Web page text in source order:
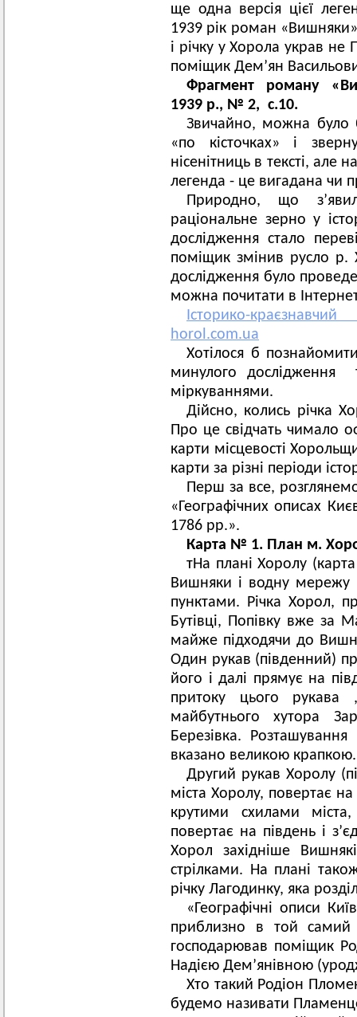
ще одна версія цієї
1939 рік роман
і річку у Хорола украв
поміщик Дем’ян
Фрагмент роману
1939 р., № 2, с.10.
Звичайно, можна було
«по кісточках» і
нісенітниць в тексті,
легенда - це вигадана чи
Природно, що
раціональне зерно у
дослідження стало
поміщик змінив русло р.
дослідження було
можна почитати в
Історико-
horol.com.ua
Хотілося б
минулого дослідження
міркуваннями.
Дійсно, колись річка
Про це свідчать чимало
карти місцевості
карти за різні періоди
Перш за все,
«Географічних описах
1786 рр.».
Карта № 1. План м.
тНа плані Хоролу
Вишняки і водну
пунктами. Річка Хорол,
Бутівці, Попівку вже за
майже підходячи до
Один рукав (південний)
його і далі прямує на
притоку цього
майбутнього хутора
Березівка.
вказано великою крапкою.
Другий рукав Хоролу
міста Хоролу, повертає
крутими схилами
повертає на південь і
Хорол західніше
стрілками. На плані
річку Лагодинку, яка
«Географічні описи
приблизно в той
господарював поміщик
Надією Дем’янівною
Хто такий Родіон
будемо називати